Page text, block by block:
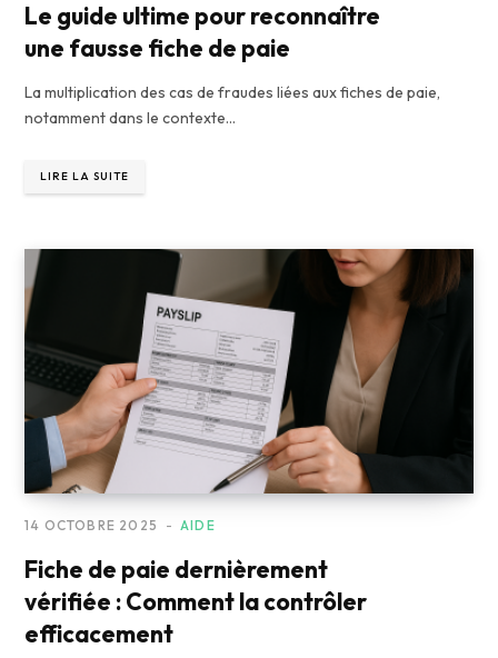
Le guide ultime pour reconnaître
une fausse fiche de paie
La multiplication des cas de fraudes liées aux fiches de paie,
notamment dans le contexte…
LIRE LA SUITE
AIDE
14 OCTOBRE 2025
Fiche de paie dernièrement
vérifiée : Comment la contrôler
efficacement